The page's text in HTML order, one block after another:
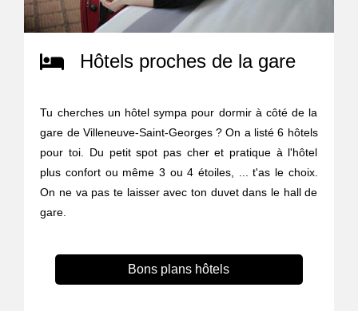
Hôtels proches de la gare
Tu cherches un hôtel sympa pour dormir à côté de la
gare de Villeneuve-Saint-Georges ? On a listé 6 hôtels
pour toi. Du petit spot pas cher et pratique à l'hôtel
plus confort ou même 3 ou 4 étoiles, ... t'as le choix.
On ne va pas te laisser avec ton duvet dans le hall de
gare.
Bons plans hôtels